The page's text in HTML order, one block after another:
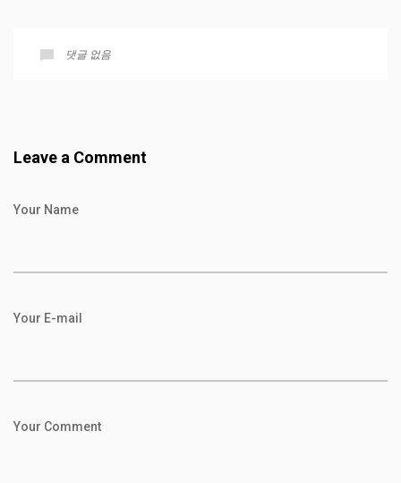
댓글 없음
Leave a Comment
Your Name
Your E-mail
Your Comment